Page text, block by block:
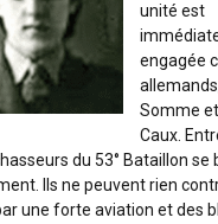
unité est
engagée
Somme
Caux.
du 53° Bataillon
Ils ne peuvent rien
une forte aviation et des